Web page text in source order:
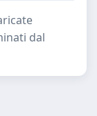
dal